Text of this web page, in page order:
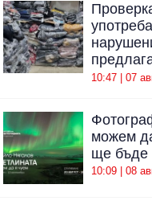
10:47 | 07
можем
ще бъде
10:09 | 08